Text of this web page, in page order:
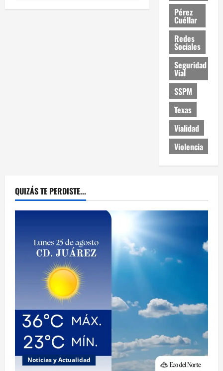
Pérez
Cuéllar
Redes
Sociales
Seguridad
Vial
SSPM
Texas
Vialidad
Violencia
QUIZÁS TE PERDISTE...
Noticias y Actualidad